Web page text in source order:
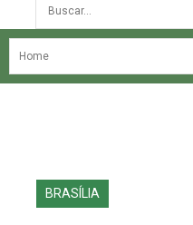
Busca
NOSSA HISTÓRIA
EDIÇÕES ANTERIORES
BRASÍLIA